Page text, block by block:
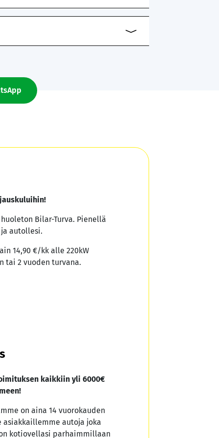
Bilar-Turva. Pienellä
autollesi.
14,90 €/kk alle 220kW
tai 2 vuoden turvana.
kaikkiin yli 6000€
on aina 14 vuorokauden
asiakkaillemme autoja joka
kotiovellasi parhaimmillaan